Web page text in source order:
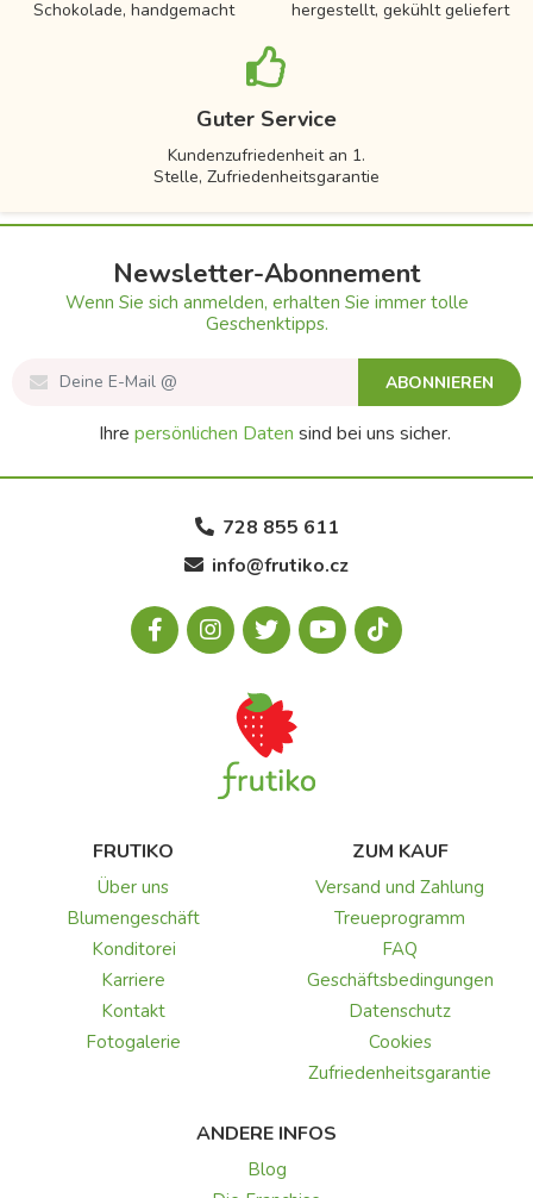
Schokolade, handgemacht
hergestellt, gekühlt geliefert
Guter Service
Kundenzufriedenheit an 1.
Stelle, Zufriedenheitsgarantie
Newsletter-Abonnement
Wenn Sie sich anmelden, erhalten Sie immer tolle
Geschenktipps.
ABONNIEREN
Ihre persönlichen Daten sind bei uns sicher.
728 855 611
info@frutiko.cz
FRUTIKO
Über uns
Blumengeschäft
Konditorei
Karriere
Kontakt
Fotogalerie
ZUM KAUF
Versand und Zahlung
Treueprogramm
FAQ
Geschäftsbedingungen
Datenschutz
Cookies
Zufriedenheitsgarantie
ANDERE INFOS
Blog